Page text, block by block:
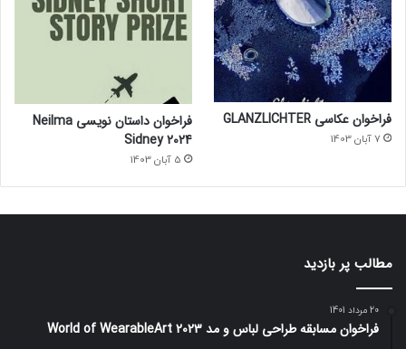
فراخوان عکاسی GLANZLICHTER
7 آبان 1403
فراخوان داستان نویسی Neilma
Sidney 2024
5 آبان 1403
مطالب پر بازدید
20 مرداد 1401
فراخوان مسابقه طراحی لباس و مد World of WearableArt 2023